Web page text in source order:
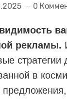
0
рекламы.
в